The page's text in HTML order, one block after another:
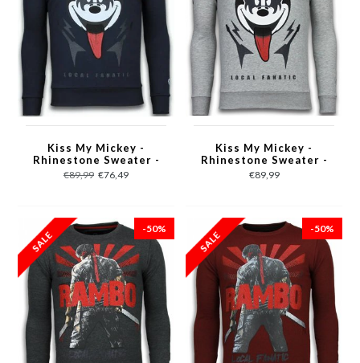
Kiss My Mickey -
Rhinestone Sweater -
Navy
€89,99 €76,49
Kiss My Mickey -
Rhinestone Sweater -
Grijs
€89,99
-50% -50%